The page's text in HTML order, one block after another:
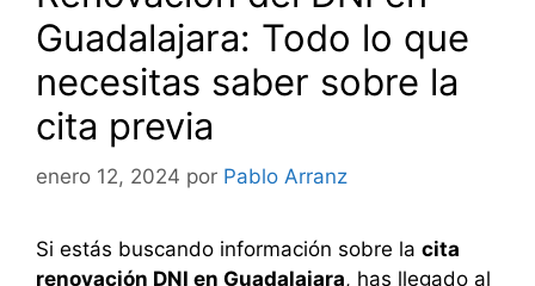
Guadalajara: Todo lo que
necesitas saber sobre la
cita previa
enero 12, 2024 por Pablo Arranz
Si estás buscando información sobre la cita
renovación DNI en Guadalajara, has llegado al